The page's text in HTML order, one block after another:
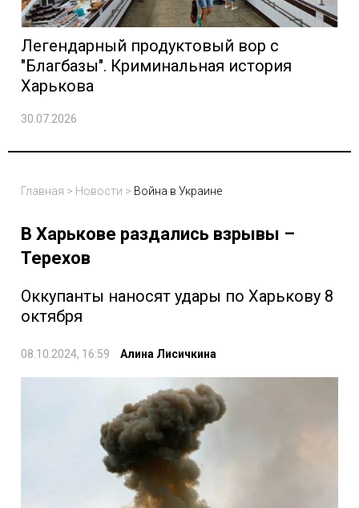
Легендарный продуктовый вор с
"Благбазы". Криминальная история
Харькова
30.07.2026
Главная > Новости > Война в Украине
В Харькове раздались взрывы –
Терехов
Оккупанты наносят удары по Харькову 8
октября
08.10.2024, 16:59 Алина Лисичкина